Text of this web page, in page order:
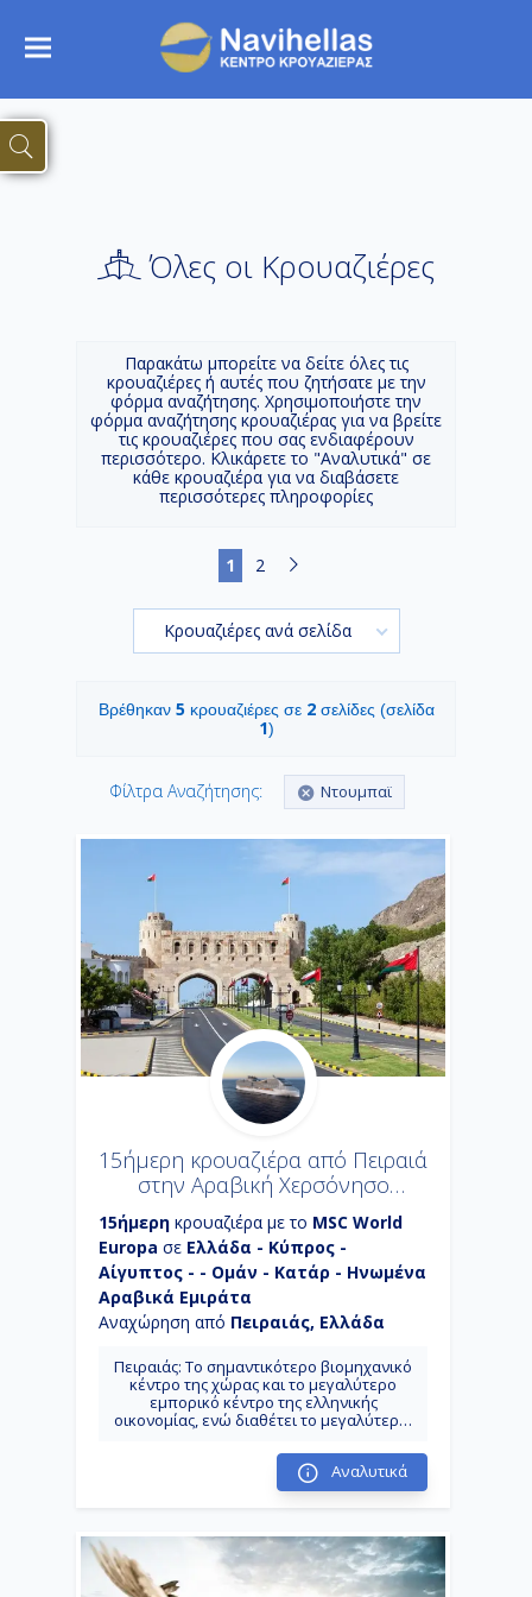
Όλες οι Κρουαζιέρες
Παρακάτω μπορείτε να δείτε όλες τις
κρουαζιέρες ή αυτές που ζητήσατε με την
φόρμα αναζήτησης. Χρησιμοποιήστε την
φόρμα αναζήτησης κρουαζιέρας για να βρείτε
τις κρουαζιέρες που σας ενδιαφέρουν
περισσότερο. Κλικάρετε το "Αναλυτικά" σε
κάθε κρουαζιέρα για να διαβάσετε
περισσότερες πληροφορίες
1 2
Κρουαζιέρες ανά σελίδα
Βρέθηκαν 5 κρουαζιέρες σε 2σελίδες (σελίδα
1)
Φίλτρα Αναζήτησης: Ντουμπαϊ
15ήμερη κρουαζιέρα από Πειραιά
στην Αραβική Χερσόνησο
(26MSC11)
15ήμερη κρουαζιέρα με το MSC World
Europa σε Ελλάδα - Κύπρος -
Αίγυπτος - - Ομάν - Κατάρ - Ηνωμένα
Αραβικά Εμιράτα
Αναχώρηση από Πειραιάς, Ελλάδα
Πειραιάς: Το σημαντικότερο βιομηχανικό
κέντρο της χώρας και το μεγαλύτερο
εμπορικό κέντρο της ελληνικής
οικονομίας, ενώ διαθέτει το μεγαλύτερο,
συνδέοντας ακτοπλοϊκά την πρωτεύουσα
με τα νησιά του Αιγαίου.
καθώς ένα από τα σημαντικότερα
αξιοθέατα του νησιού είναι η Μεσαιωνική
Πόλη, που αποτελεί Μνημείο Παγκόσμιας
Αναλυτικά